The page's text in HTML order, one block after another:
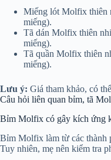
Miếng lót Molfix thiên
miếng).
Tã dán Molfix thiên
miếng).
Tã quần Molfix thiên
miếng).
Lưu ý: Giá tham khảo, có
Câu hỏi liên quan bỉm, tã
Bỉm Molfix có gây kích ứng
Bỉm Molfix làm từ các thành
Tuy nhiên, mẹ nên kiểm tra